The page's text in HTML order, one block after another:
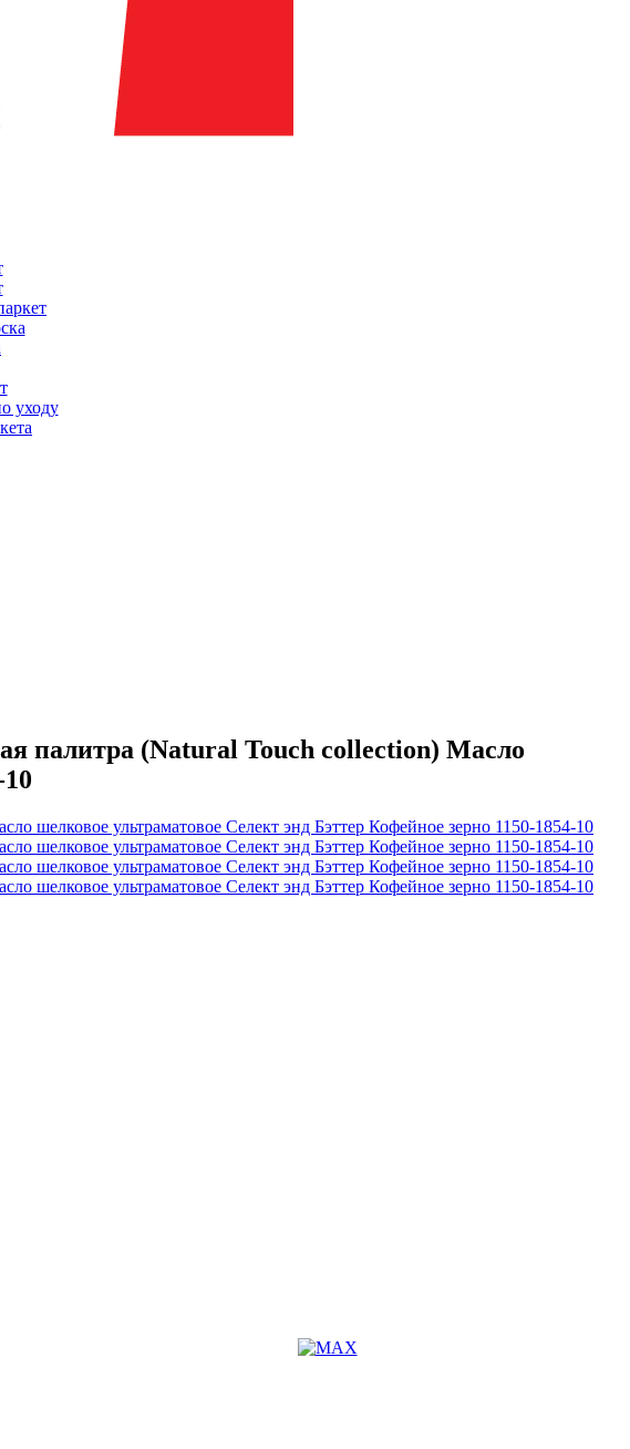
уходу
палитра (Natural Touch collection) Масло